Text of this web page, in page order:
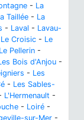
- La
Taillée - La
- Laval - Lavau-
Le Croisic - Le
Le Pellerin -
Bois d'Anjou -
- Les
- Les Sables-
L'Hermenault -
- Loiré -
sur-Mer -